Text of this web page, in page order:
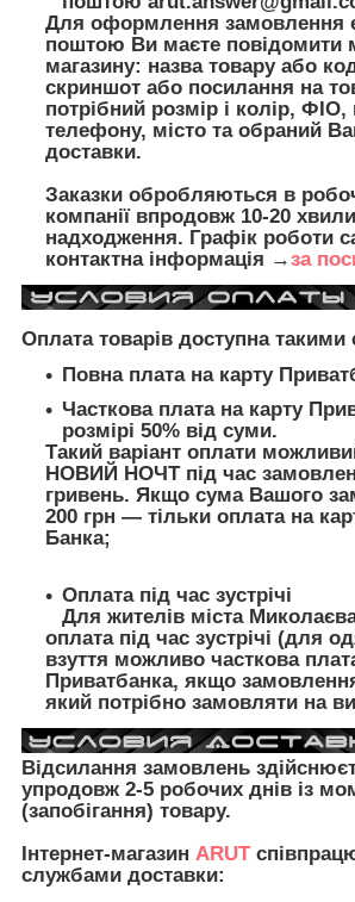
Для оформлення замовлення
поштою Ви маєте повідомити
магазину: назва товару або
скриншот або посилання на
потрібний розмір і колір,
телефону, місто та обраний
доставки.
Заказки обробляються в
компанії впродовж 10-20
надходження. Графік роботи
контактна інформація →за
Оплата товарів доступна
Повна плата на карту
Часткова плата на карту
розмірі 50% від суми.
Такий варіант оплати
НОВИЙ НОЧТ під час
гривень. Якщо сума Вашого
200 грн — тільки оплата на
Банка;
Оплата під час зустрічі
Для жителів міста
оплата під час зустрічі (для
взуття можливо часткова
Приватбанка, якщо
який потрібно замовляти на
Відсилання замовлень
упродовж 2-5 робочих днів із
(запобігання) товару.
Інтернет-магазин ARUT
службами доставки: